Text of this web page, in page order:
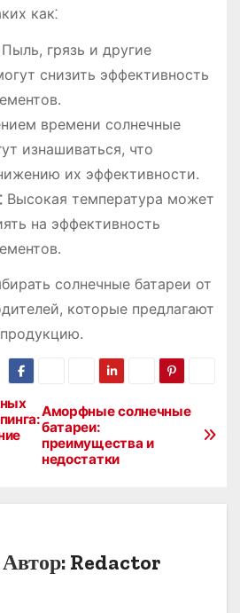
как⁚
грязь и другие
снизить эффективность
времени солнечные
изнашиваться, что
их эффективности.
Высокая температура может
на эффективность
солнечные батареи от
которые предлагают
Аморфные солнечные
батареи:
преимущества и
недостатки
Автор: Redactor